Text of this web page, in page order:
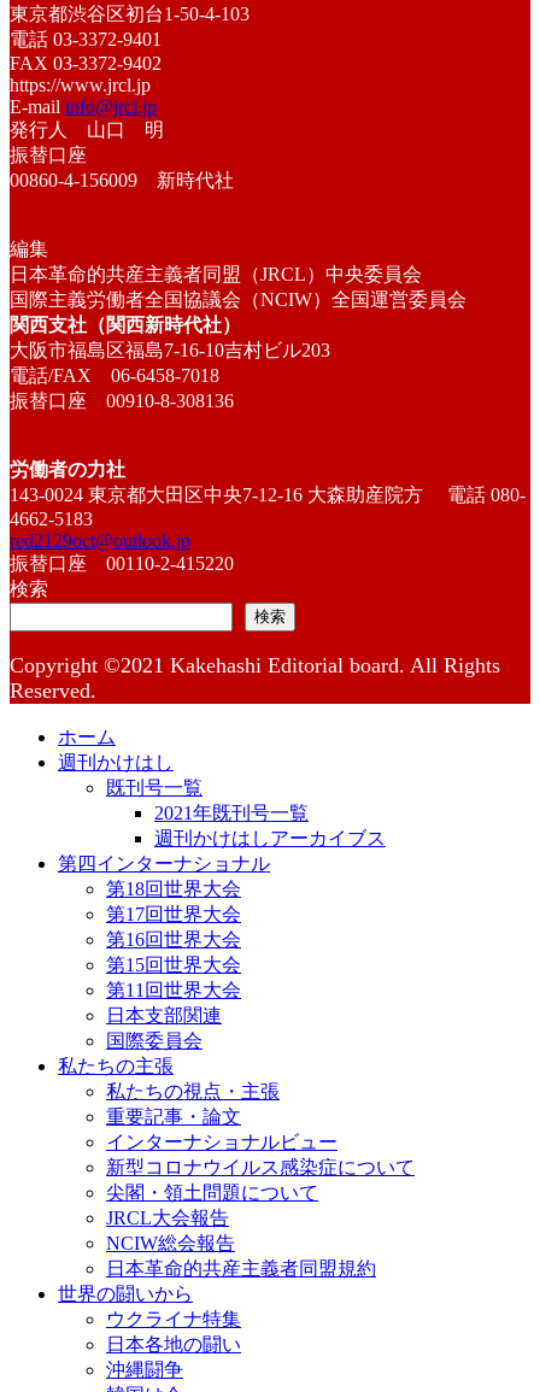
東京都渋谷区初台1-50-4-103
電話 03-3372-9401
FAX 03-3372-9402
https://www.jrcl.jp
E-mail info@jrcl.jp
発行人 山口 明
振替口座
00860-4-156009 新時代社
編集
日本革命的共産主義者同盟（JRCL）中央委員会
国際主義労働者全国協議会（NCIW）全国運営委員会
関西支社（関西新時代社）
大阪市福島区福島7-16-10吉村ビル203
電話/FAX 06-6458-7018
振替口座 00910-8-308136
労働者の力社
143-0024 東京都大田区中央7-12-16 大森助産院方 電話 080-
4662-5183
red2129oct@outlook.jp
振替口座 00110-2-415220
検索
検索
Copyright ©2021 Kakehashi Editorial board. All Rights
Reserved.
ホーム
週刊かけはし
既刊号一覧
2021年既刊号一覧
週刊かけはしアーカイブス
第四インターナショナル
第18回世界大会
第17回世界大会
第16回世界大会
第15回世界大会
第11回世界大会
日本支部関連
国際委員会
私たちの主張
私たちの視点・主張
重要記事・論文
インターナショナルビュー
新型コロナウイルス感染症について
尖閣・領土問題について
JRCL大会報告
NCIW総会報告
日本革命的共産主義者同盟規約
世界の闘いから
ウクライナ特集
日本各地の闘い
沖縄闘争